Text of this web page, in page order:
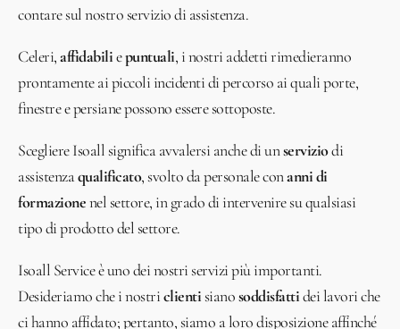
contare sul nostro servizio di assistenza.
Celeri,affidabiliepuntuali, i nostri addetti rimedieranno
prontamente ai piccoli incidenti di percorso ai quali porte,
finestre e persiane possono essere sottoposte.
Scegliere Isoall significa avvalersi anche di unserviziodi
assistenzaqualificato, svolto da personale conanni di
formazionenel settore, in grado di intervenire su qualsiasi
tipo di prodotto del settore.
Isoall Service è uno dei nostri servizi più importanti.
Desideriamo che i nostriclientisianosoddisfattidei lavori che
ci hanno affidato; pertanto, siamo a loro disposizione affinché